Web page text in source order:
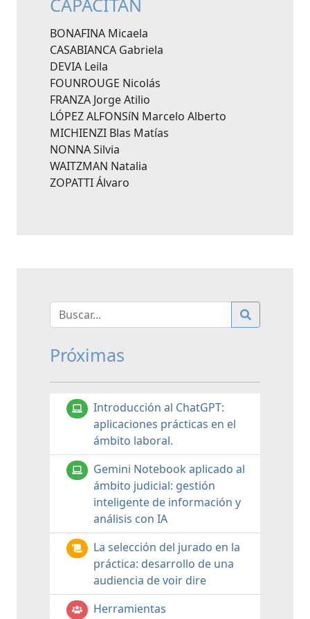
CAPACITAN
BONAFINA Micaela
CASABIANCA Gabriela
DEVIA Leila
FOUNROUGE Nicolás
FRANZA Jorge Atilio
LÓPEZ ALFONSíN Marcelo Alberto
MICHIENZI Blas Matías
NONNA Silvia
WAITZMAN Natalia
ZOPATTI Álvaro
Próximas
Introducción al ChatGPT:
aplicaciones prácticas en el
ámbito laboral.
Gemini Notebook aplicado al
ámbito judicial: gestión
inteligente de información y
análisis con IA
La selección del jurado en la
práctica: desarrollo de una
audiencia de voir dire
Herramientas